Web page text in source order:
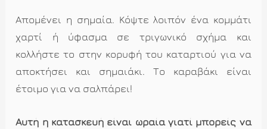
Απομένει η σημαία. Κόψτε λοιπόν ένα κομμάτι
χαρτί ή ύφασμα σε τριγωνικό σχήμα και
κολλήστε το στην κορυφή του καταρτιού για να
αποκτήσει και σημαιάκι. Το καραβάκι είναι
έτοιμο για να σαλπάρει!
Αυτή η κατασκευή είναι ωραία γιατί μπορείς να